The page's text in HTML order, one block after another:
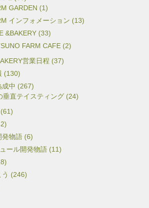
GARDEN (1)
インフォメーション (13)
&BAKERY (33)
FARM CAFE (2)
営業日程 (37)
(130)
成中 (267)
垂直テイスティング (24)
発物語 (6)
ール開発物語 (11)
う (246)